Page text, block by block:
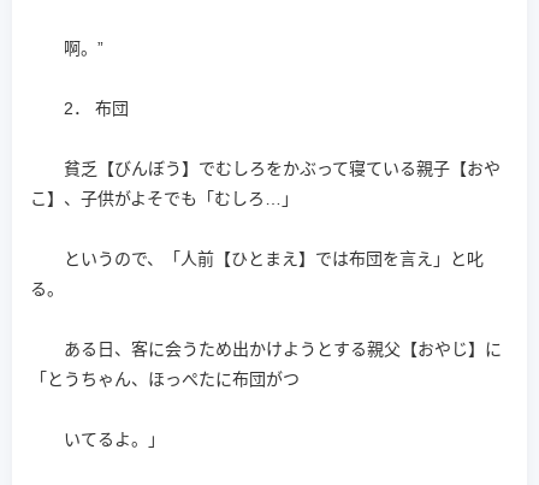
啊。”
2． 布団
貧乏【びんぼう】でむしろをかぶって寝ている親子【おや
こ】、子供がよそでも「むしろ…」
というので、「人前【ひとまえ】では布団を言え」と叱
る。
ある日、客に会うため出かけようとする親父【おやじ】に
「とうちゃん、ほっぺたに布団がつ
いてるよ。」